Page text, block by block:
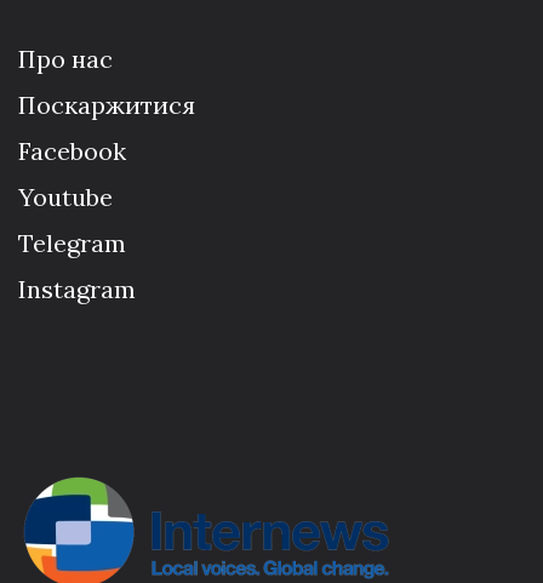
Про нас
Поскаржитися
Facebook
Youtube
Telegram
Instagram